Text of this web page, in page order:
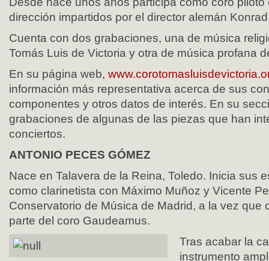
dirección impartidos por el director alemán
Cuenta con dos grabaciones, una de música
Tomás Luis de Victoria y otra de música profana
En su página web,
información más representativa acerca de sus
componentes y otros datos de interés. En su
grabaciones de algunas de las piezas que han
conciertos.
ANTONIO PECES GÓMEZ
Nace en Talavera de la Reina, Toledo. Inicia sus
como clarinetista con Máximo Muñoz y Vicente
Conservatorio de Música de Madrid, a la vez que
parte del coro Gaudeamus.
Tras acabar la
instrumento